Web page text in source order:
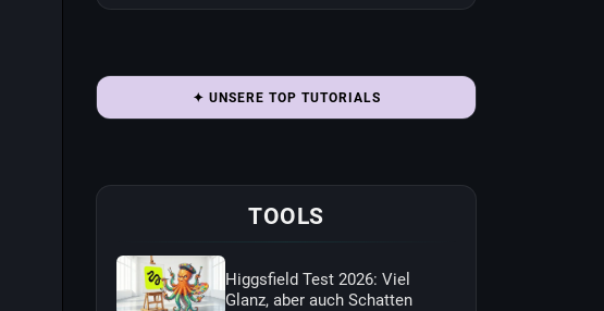
✦ UNSERE TOP TUTORIALS
TOOLS
Higgsfield Test 2026: Viel
Glanz, aber auch Schatten